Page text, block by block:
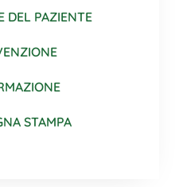
DEL PAZIENTE
STAMPA